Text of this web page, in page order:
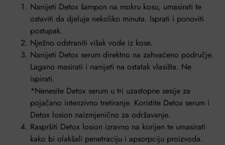
Nanijeti Detox šampon na mokru kosu, umasirati te
ostaviti da djeluje nekoliko minuta. Isprati i ponoviti
postupak.
Nježno odstraniti višak vode iz kose.
Nanijeti Detox serum direktno na zahvaćeno područje.
Lagano masirati i nanijeti na ostatak vlasišta. Ne
ispirati.
*Nenesite Detox serum u tri uzastopne sesije za
pojačano intenzivno tretiranje. Koristite Detox serum i
Detox losion naizmjenično za održavanje.
Raspršiti Detox losion izravno na korijen te umasirati
kako bi olakšali penetraciju i apsorpciju proizvoda.